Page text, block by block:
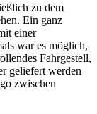
zu dem
Ein ganz
einer
war es möglich,
Fahrgestell,
geliefert werden
zwischen